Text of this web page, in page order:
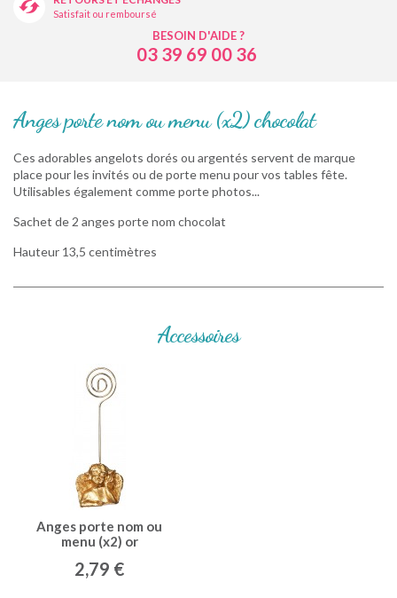
Satisfait ou remboursé
BESOIN D'AIDE ?
03 39 69 00 36
Anges porte nom ou menu (x2) chocolat
Ces adorables angelots dorés ou argentés servent de marque
place pour les invités ou de porte menu pour vos tables fête.
Utilisables également comme porte photos...
Sachet de 2 anges porte nom chocolat
Hauteur 13,5 centimètres
Accessoires
Anges porte nom ou
menu (x2) or
2,79 €